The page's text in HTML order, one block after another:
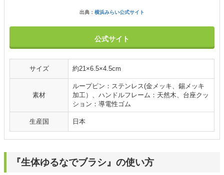
出典： 横浜みらい公式サイト
公式サイト
サイズ 約21×6.5×4.5cm
素材
ループピン：ステンレス(金メッキ、錫メッキ
加工）、ハンドルフレーム：天然木、台座クッ
ション：導電性ゴム
生産国 日本
『生体ゆるなでブラシ』の使い方